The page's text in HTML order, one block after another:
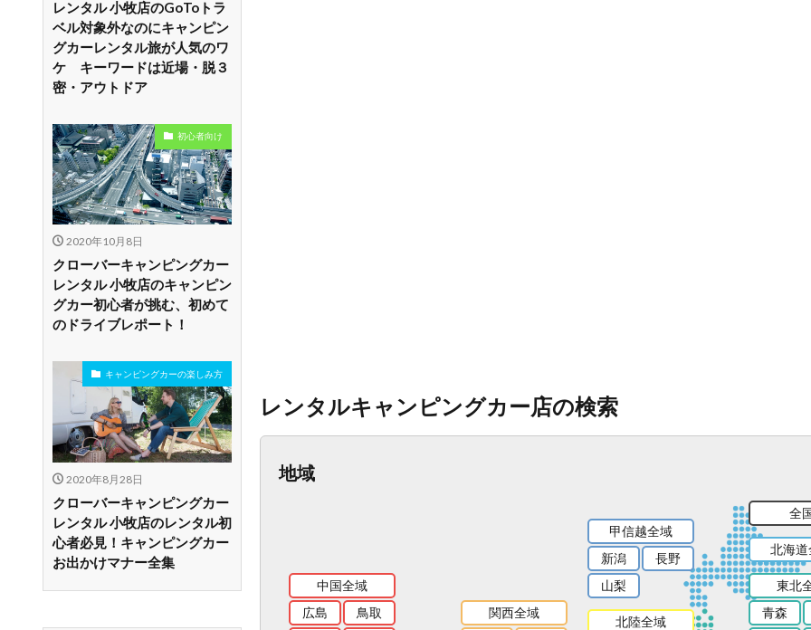
レンタルキャンピングカー店の検索
地域
全
北海
東北
青森
甲信越全域
新潟
長野
山梨
北陸全域
関西全域
中国全域
広島
鳥取
レンタル 小牧店のGoToトラ
ベル対象外なのにキャンピン
グカーレンタル旅が人気のワ
ケ キーワードは近場・脱３
密・アウトドア
初心者向け
2020年10月8日
クローバーキャンピングカー
レンタル 小牧店のキャンピン
グカー初心者が挑む、初めて
のドライブレポート！
キャンピングカーの楽しみ方
2020年8月28日
クローバーキャンピングカー
レンタル 小牧店のレンタル初
心者必見！キャンピングカー
お出かけマナー全集